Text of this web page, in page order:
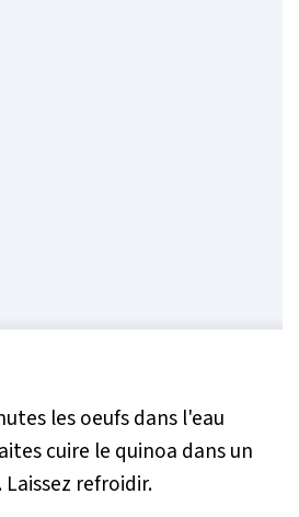
les oeufs dans l'eau
cuire le quinoa dans un
refroidir.